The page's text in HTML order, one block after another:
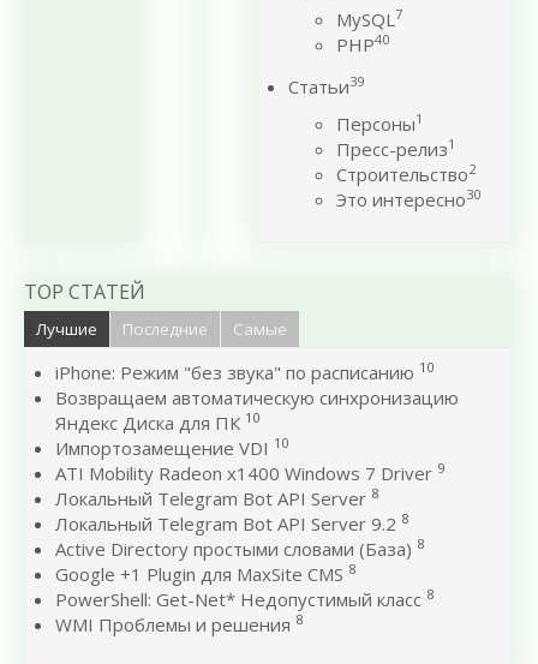
MySQL7
PHP40
Статьи39
Персоны1
Пресс-релиз1
Строительство2
Это интересно30
TOP СТАТЕЙ
Лучшие Последние Самые
iPhone: Режим "без звука" по расписанию 10
Возвращаем автоматическую синхронизацию
Яндекс Диска для ПК 10
Импортозамещение VDI 10
ATI Mobility Radeon x1400 Windows 7 Driver 9
Локальный Telegram Bot API Server 8
Локальный Telegram Bot API Server 9.2 8
Active Directory простыми словами (База) 8
Google +1 Plugin для MaxSite CMS 8
PowerShell: Get-Net* Недопустимый класс 8
WMI Проблемы и решения 8